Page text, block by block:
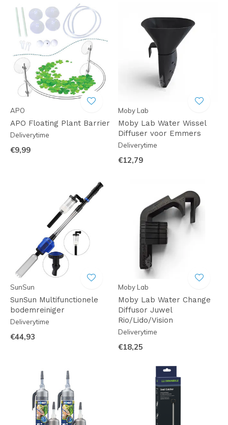
APO
APO Floating Plant Barrier
Deliverytime
€9,99
Moby Lab
Moby Lab Water Wissel
Diffuser voor Emmers
Deliverytime
€12,79
SunSun
SunSun Multifunctionele
bodemreiniger
Deliverytime
€44,93
Moby Lab
Moby Lab Water Change
Diffusor Juwel
Rio/Lido/Vision
Deliverytime
€18,25